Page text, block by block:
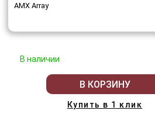
AMX Array
В наличии
В КОРЗИНУ
Купить в 1 клик